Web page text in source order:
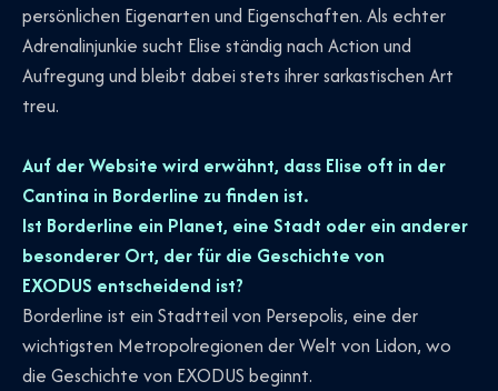
persönlichen Eigenarten und Eigenschaften. Als echter
Adrenalinjunkie sucht Elise ständig nach Action und
Aufregung und bleibt dabei stets ihrer sarkastischen Art
treu.
Auf der Website wird erwähnt, dass Elise oft in der
Cantina in Borderline zu finden ist.
Ist Borderline ein Planet, eine Stadt oder ein anderer
besonderer Ort, der für die Geschichte von
EXODUS entscheidend ist?
Borderline ist ein Stadtteil von Persepolis, eine der
wichtigsten Metropolregionen der Welt von Lidon, wo
die Geschichte von EXODUS beginnt.